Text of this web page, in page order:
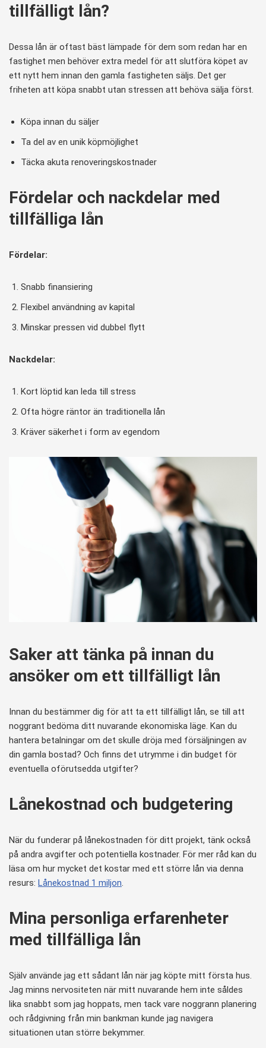
tillfälligt lån?
Dessa lån är oftast bäst lämpade för dem som redan har en
fastighet men behöver extra medel för att slutföra köpet av
ett nytt hem innan den gamla fastigheten säljs. Det ger
friheten att köpa snabbt utan stressen att behöva sälja först.
Köpa innan du säljer
Ta del av en unik köpmöjlighet
Täcka akuta renoveringskostnader
Fördelar och nackdelar med
tillfälliga lån
Fördelar:
Snabb finansiering
Flexibel användning av kapital
Minskar pressen vid dubbel flytt
Nackdelar:
Kort löptid kan leda till stress
Ofta högre räntor än traditionella lån
Kräver säkerhet i form av egendom
Saker att tänka på innan du
ansöker om ett tillfälligt lån
Innan du bestämmer dig för att ta ett tillfälligt lån, se till att
noggrant bedöma ditt nuvarande ekonomiska läge. Kan du
hantera betalningar om det skulle dröja med försäljningen av
din gamla bostad? Och finns det utrymme i din budget för
eventuella oförutsedda utgifter?
Lånekostnad och budgetering
När du funderar på lånekostnaden för ditt projekt, tänk också
på andra avgifter och potentiella kostnader. För mer råd kan du
läsa om hur mycket det kostar med ett större lån via denna
resurs: Lånekostnad 1 miljon.
Mina personliga erfarenheter
med tillfälliga lån
Själv använde jag ett sådant lån när jag köpte mitt första hus.
Jag minns nervositeten när mitt nuvarande hem inte såldes
lika snabbt som jag hoppats, men tack vare noggrann planering
och rådgivning från min bankman kunde jag navigera
situationen utan större bekymmer.